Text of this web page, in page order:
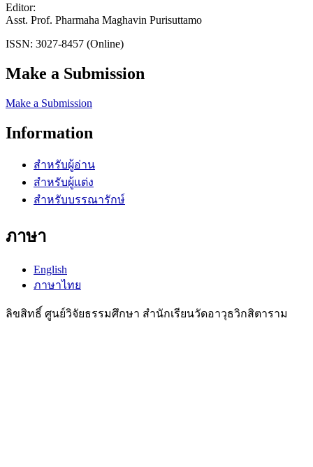
Editor:
Asst. Prof. Pharmaha Maghavin Purisuttamo
ISSN: 3027-8457 (Online)
Make a Submission
Make a Submission
Information
สำหรับผู้อ่าน
สำหรับผู้แต่ง
สำหรับบรรณารักษ์
ภาษา
English
ภาษาไทย
ลิขสิทธิ์ ศูนย์วิจัยธรรมศึกษา สำนักเรียนวัดอาวุธวิกสิตาราม